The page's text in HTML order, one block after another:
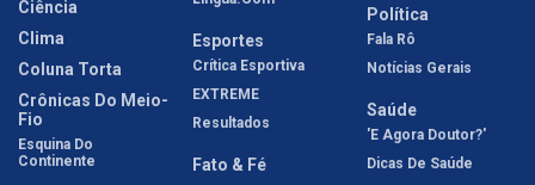
Ciência
Clima
Coluna Torta
Crônicas Do Meio-
Fio
Esquina Do
Continente
Esportes
Crítica Esportiva
EXTREME
Resultados
Fato & Fé
Política
Fala Rô
Notícias Gerais
Saúde
'E Agora Doutor?'
Dicas De Saúde